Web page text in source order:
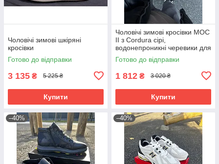
Чоловічі зимові шкіряні
кросівки
Готово до відправки
3 135 ₴ 5 225 ₴
Купити
Чоловічі зимові кросівки MOC
II з Cordura сірі,
водонепроникні черевики для
повсякденного носіння
Готово до відправки
1 812 ₴ 3 020 ₴
Купити
–40% –40%